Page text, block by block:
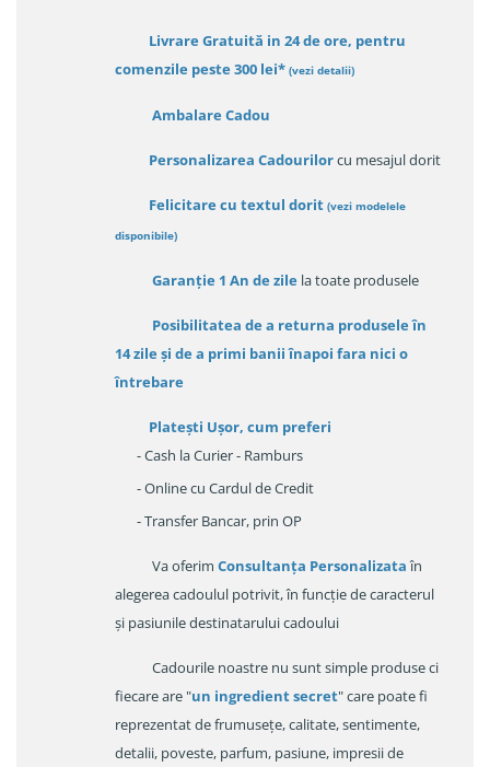
Livrare Gratuită in 24 de ore, pentru
comenzile peste 300 lei* (vezi detalii)
Ambalare Cadou
Personalizarea Cadourilorcu mesajul dorit
Felicitare cu textul dorit (vezi modelele
disponibile)
Garanție 1 An de zile la toate produsele
Posibilitatea de a returna produsele în
14 zileși de a primi banii înapoi fara nici o
întrebare
Platești Ușor, cum preferi
- Cash la Curier - Ramburs
- Online cu Cardul de Credit
- Transfer Bancar, prin OP
Va oferim Consultanța Personalizataîn
alegerea cadoulul potrivit, în funcție de caracterul
și pasiunile destinatarului cadoului
Cadourile noastre nu sunt simple produse ci
fiecare are "un ingredient secret" care poate fi
reprezentat de frumusețe, calitate, sentimente,
detalii, poveste, parfum, pasiune, impresii de